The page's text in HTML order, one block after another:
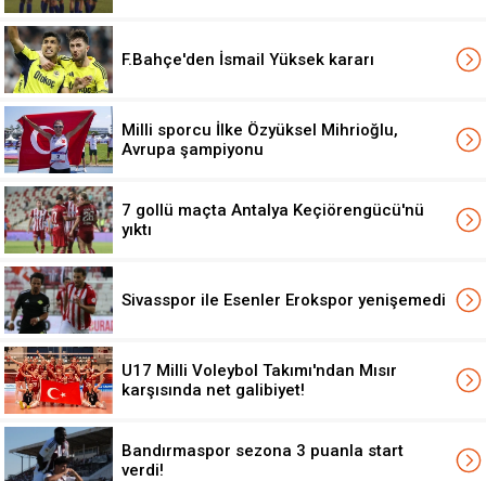
F.Bahçe'den İsmail Yüksek kararı
Milli sporcu İlke Özyüksel Mihrioğlu,
Avrupa şampiyonu
7 gollü maçta Antalya Keçiörengücü'nü
yıktı
Sivasspor ile Esenler Erokspor yenişemedi
U17 Milli Voleybol Takımı'ndan Mısır
karşısında net galibiyet!
Bandırmaspor sezona 3 puanla start
verdi!